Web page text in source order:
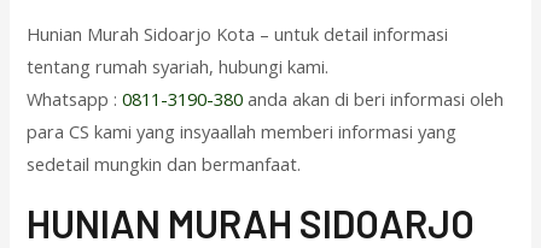
Hunian Murah Sidoarjo Kota – untuk detail informasi
tentang rumah syariah, hubungi kami.
Whatsapp :0811-3190-380 anda akan di beri informasi oleh
para CS kami yang insyaallah memberi informasi yang
sedetail mungkin dan bermanfaat.
HUNIAN MURAH SIDOARJO